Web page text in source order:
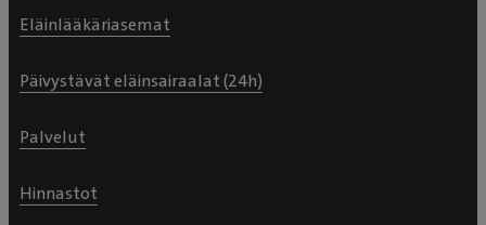
Eläinlääkäriasemat
Päivystävät eläinsairaalat (24h)
Palvelut
Hinnastot